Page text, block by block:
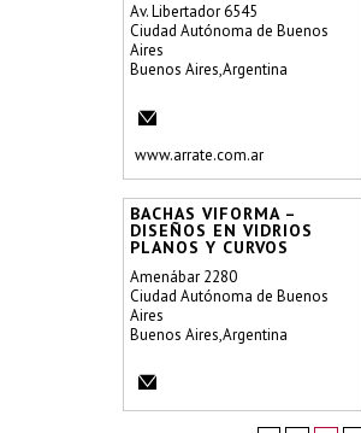
Av. Libertador 6545
Ciudad Autónoma de Buenos
Aires
Buenos Aires,Argentina
www.arrate.com.ar
BACHAS VIFORMA –
DISEÑOS EN VIDRIOS
PLANOS Y CURVOS
Amenábar 2280
Ciudad Autónoma de Buenos
Aires
Buenos Aires,Argentina